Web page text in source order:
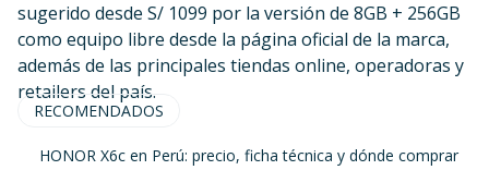
sugerido desde S/ 1099 por la versión de 8GB + 256GB
como equipo libre desde la página oficial de la marca,
además de las principales tiendas online, operadoras y
retailers del país.
RECOMENDADOS
HONOR X6c en Perú: precio, ficha técnica y dónde comprar